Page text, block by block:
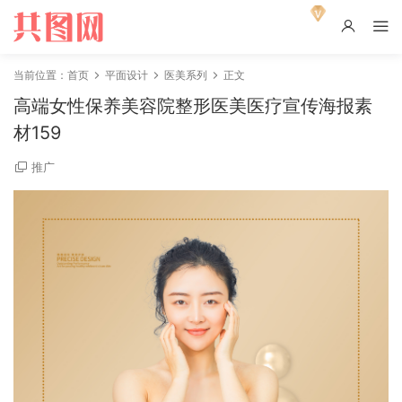
当前位置： 首页 平面设计 医美系列 正文
高端女性保养美容院整形医美医疗宣传海报素
材159
推广